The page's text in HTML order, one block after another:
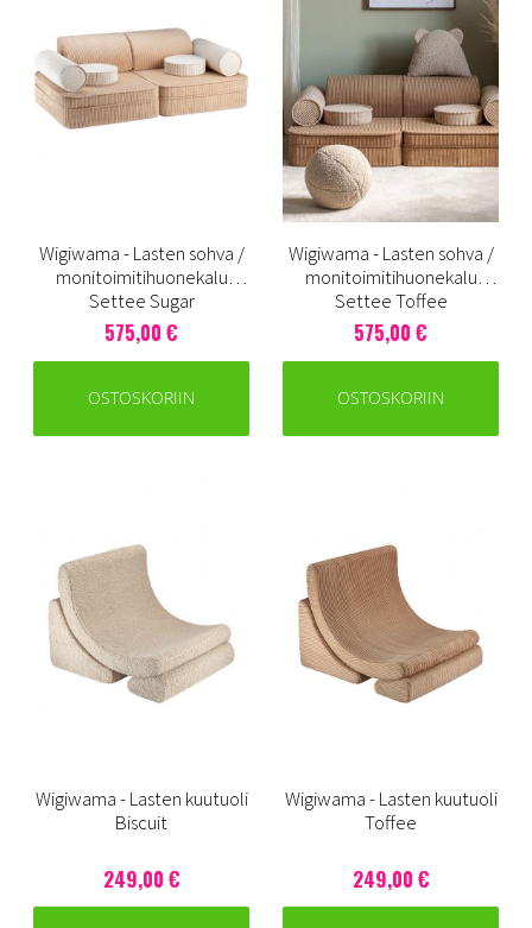
Wigiwama - Lasten sohva /
monitoimitihuonekalu
Settee Sugar
575,00 €
OSTOSKORIIN
Wigiwama - Lasten sohva /
monitoimitihuonekalu
Settee Toffee
575,00 €
OSTOSKORIIN
Wigiwama - Lasten kuutuoli
Biscuit
249,00 €
Wigiwama - Lasten kuutuoli
Toffee
249,00 €